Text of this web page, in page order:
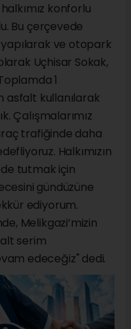
konforlu
Bu çerçevede
ve otopark
Uçhisar Sokak,
1
asfalt kullanılarak
Çalışmalarımız
trafiğinde daha
Halkımızın
tutmak için
gündüzüne
ediyorum.
Melikgazi’mizin
serim
edeceğiz" dedi.